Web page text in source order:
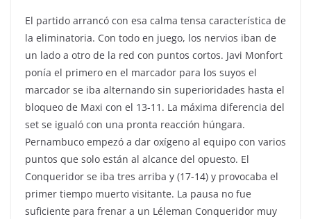
El partido arrancó con esa calma tensa característica de
la eliminatoria. Con todo en juego, los nervios iban de
un lado a otro de la red con puntos cortos. Javi Monfort
ponía el primero en el marcador para los suyos el
marcador se iba alternando sin superioridades hasta el
bloqueo de Maxi con el 13-11. La máxima diferencia del
set se igualó con una pronta reacción húngara.
Pernambuco empezó a dar oxígeno al equipo con varios
puntos que solo están al alcance del opuesto. El
Conqueridor se iba tres arriba y (17-14) y provocaba el
primer tiempo muerto visitante. La pausa no fue
suficiente para frenar a un Léleman Conqueridor muy